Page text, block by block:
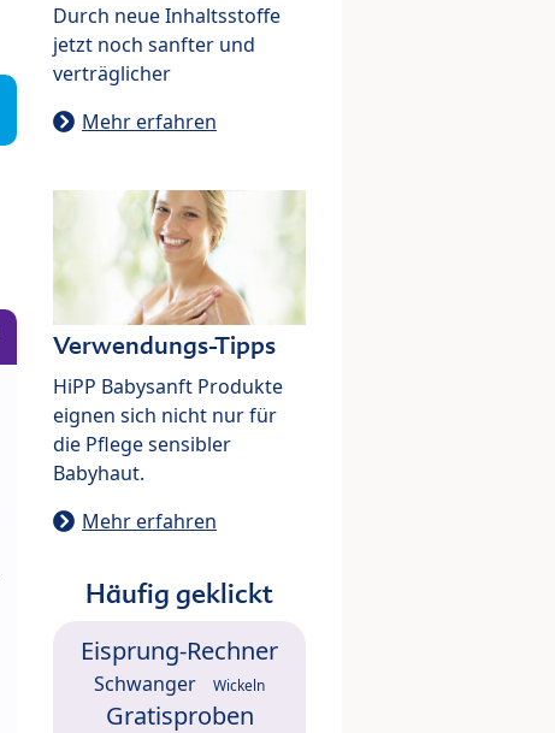
Durch neue Inhaltsstoffe
jetzt noch sanfter und
verträglicher
Mehr erfahren
Verwendungs-Tipps
HiPP Babysanft Produkte
eignen sich nicht nur für
die Pflege sensibler
Babyhaut.
Mehr erfahren
Häufig geklickt
Eisprung-Rechner
Schwanger Wickeln
Gratisproben